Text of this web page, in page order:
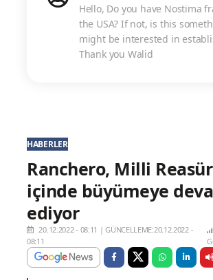
Hello, Do you have Nostima
the USA? If not, is this
might be interested in
Thank you Walid
HABERLER
Ranchero, Milli
içinde büyümeye
ediyor
20.12.2022 - 08:11 |GÜNCELLEME:20.12.2022 -
08:11